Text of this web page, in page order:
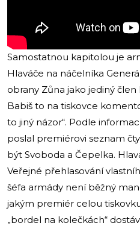
Samostatnou kapitolou je
Hlaváče na náčelníka
obrany Zůna jako jediný
Babiš to na tiskovce
to jiný názor“. Podle
poslal premiérovi seznam
být Svoboda a Čepelka.
Veřejné přehlasování
šéfa armády není běžný
jakým premiér celou
„bordel na kolečkách“